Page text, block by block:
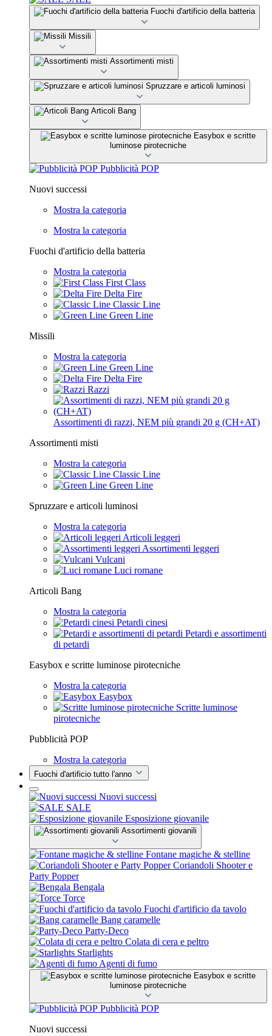
Fuochi d'artificio della batteria
Missili
Assortimenti misti
Spruzzare e articoli luminosi
Articoli Bang
Easybox e scritte
luminose pirotecniche
Pubblicità POP
Nuovi successi
Mostra la categoria
Mostra la categoria
Fuochi d'artificio della batteria
Mostra la categoria
First Class
Delta Fire
Classic Line
Green Line
Missili
Mostra la categoria
Green Line
Delta Fire
Razzi
Assortimenti di razzi, NEM più grandi 20 g (CH+AT)
Assortimenti misti
Mostra la categoria
Classic Line
Green Line
Spruzzare e articoli luminosi
Mostra la categoria
Articoli leggeri
Assortimenti leggeri
Vulcani
Luci romane
Articoli Bang
Mostra la categoria
Petardi cinesi
Petardi e assortimenti
di petardi
Easybox e scritte luminose pirotecniche
Mostra la categoria
Easybox
Scritte luminose
pirotecniche
Pubblicità POP
Mostra la categoria
Fuochi d'artificio tutto l'anno
Nuovi successi
SALE
Esposizione giovanile
Assortimenti giovanili
Fontane magiche & stelline
Coriandoli Shooter e
Party Popper
Bengala
Torce
Fuochi d'artificio da tavolo
Bang caramelle
Party-Deco
Colata di cera e peltro
Starlights
Agenti di fumo
Easybox e scritte
luminose pirotecniche
Pubblicità POP
Nuovi successi